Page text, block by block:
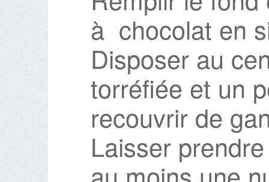
à chocolat en
Disposer au
torréfiée et un
recouvrir de
Laisser